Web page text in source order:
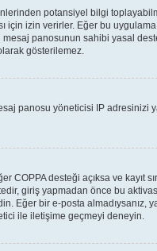
potansiyel bilgi
izin verirler. Eğer bu
panosunun sahibi yasal
gösterilemez.
panosu yöneticisi IP adresinizi
desteği açıksa ve kayıt
giriş yapmadan önce bu
Eğer bir e-posta
ile iletişime geçmeyi deneyin.